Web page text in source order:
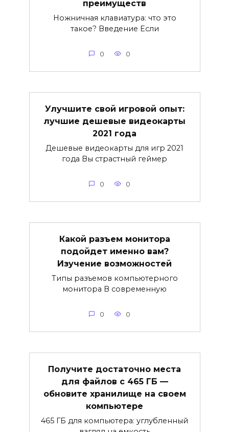
преимуществ
Ножничная клавиатура: что это
такое? Введение Если
0 0
Улучшите свой игровой опыт:
лучшие дешевые видеокарты
2021 года
Дешевые видеокарты для игр 2021
года Вы страстный геймер
0 0
Какой разъем монитора
подойдет именно вам?
Изучение возможностей
Типы разъемов компьютерного
монитора В современную
0 0
Получите достаточно места
для файлов с 465 ГБ —
обновите хранилище на своем
компьютере
465 ГБ для компьютера: углубленный